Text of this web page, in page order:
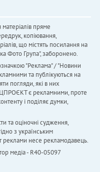
пряме
копіювання,
що містять посилання на
Фото Група", заборонено.
"Реклама" / "Новини
та публікуються на
погляди, які в них
є рекламними, проте
і поділяє думки,
та оціночні судження,
з українським
реклами несе рекламодавець.
медіа - R40-05097